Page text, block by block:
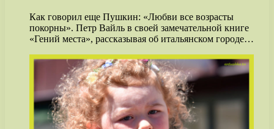
Как говорил еще Пушкин: «Любви все возрасты
покорны». Петр Вайль в своей замечательной книге
«Гений места», рассказывая об итальянском городе…